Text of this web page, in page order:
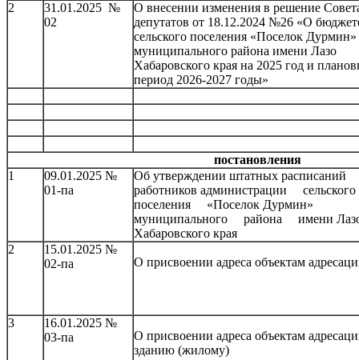
2
31.01.2025 №
02
О внесении изменения в решение
депутатов от 18.12.2024 №26 «О
сельского поселения «Поселок Дурмин»
муниципального района имени Лазо
Хабаровского края на 2025 год и
период 2026-2027 годы»
постановления
1
09.01.2025 №
01-па
Об утверждении штатных расписаний
работников администрации сельского
поселения «Поселок Дурмин»
муниципального района имени
Хабаровского края
2
15.01.2025 №
02-па
О присвоении адреса объектам
3
16.01.2025 №
03-па
О присвоении адреса объектам
зданию (жилому)